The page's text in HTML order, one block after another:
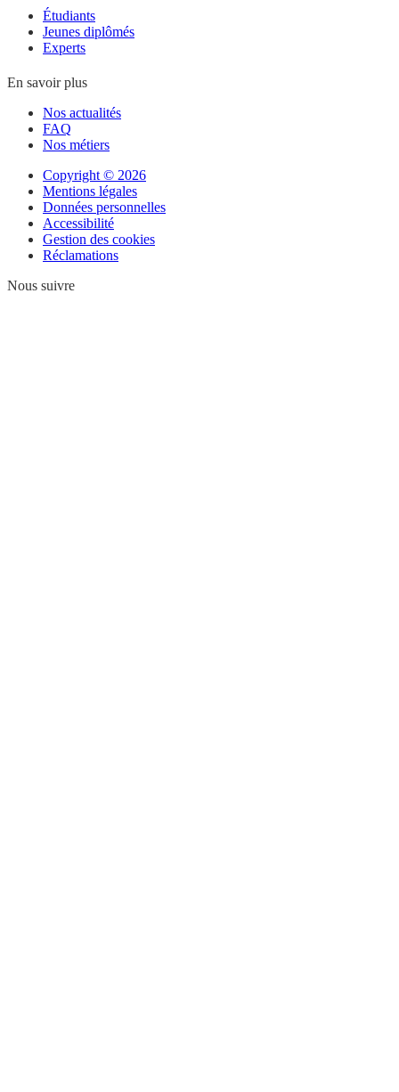
Étudiants
Jeunes diplômés
Experts
En savoir plus
Nos actualités
FAQ
Nos métiers
Copyright © 2026
Mentions légales
Données personnelles
Accessibilité
Gestion des cookies
Réclamations
Nous suivre